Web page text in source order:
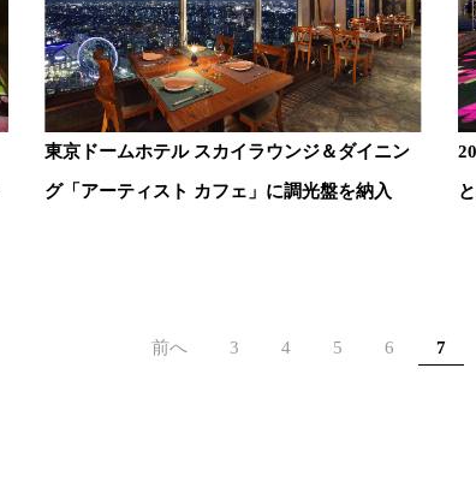
東京ドームホテル スカイラウンジ＆ダイニン
グ「アーティスト カフェ」に調光盤を納入
前へ 3 4 5 6 7